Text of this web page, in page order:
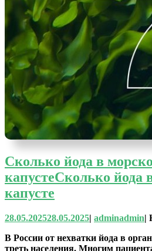
Cколько йода в
капустеCколько йода
капусте
28.05.202528.05.2025| adminadmin|
В России от нехватки йода в
треть населения. Многим